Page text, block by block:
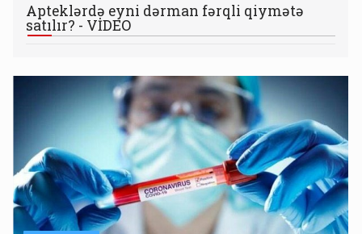
Apteklərdə eyni dərman fərqli qiymətə
satılır? - VİDEO